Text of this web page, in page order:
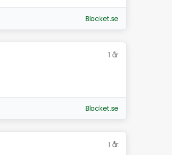
Blocket.se
1 år
Blocket.se
1 år